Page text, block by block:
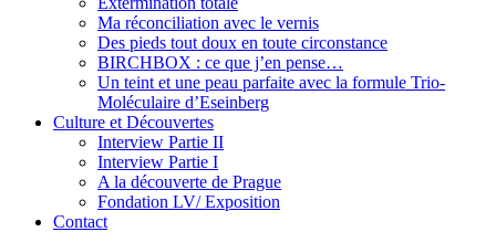
Ma réconciliation avec le vernis
Des pieds tout doux en toute circonstance
BIRCHBOX : ce que j’en pense…
Un teint et une peau parfaite avec la formule Trio-
Moléculaire d’Eseinberg
Culture et Découvertes
Interview Partie II
Interview Partie I
A la découverte de Prague
Fondation LV/ Exposition
Contact